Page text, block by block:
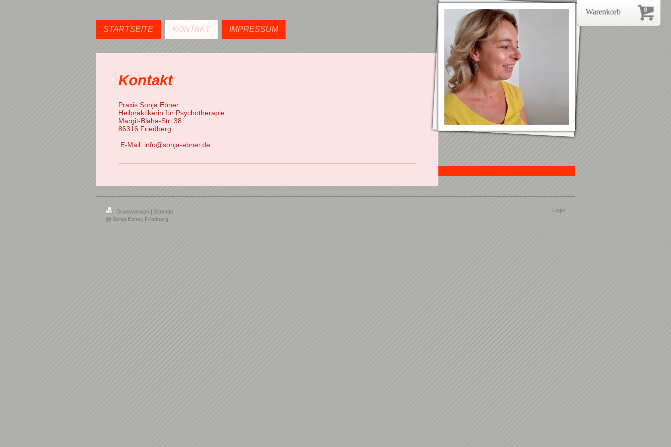
STARTSEITE KONTAKT IMPRESSUM
Kontakt
Praxis Sonja Ebner
Heilpraktikerin für Psychotherapie
Margit-Blaha-Str. 38
86316 Friedberg
E-Mail: info@sonja-ebner.de
Druckversion| Sitemap
@ Sonja Ebner, Friedberg
Login
0
Warenkorb